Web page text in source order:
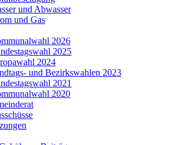
und Abwasser
und Gas
2026
2025
2024
und Bezirkswahlen 2023
2021
2020